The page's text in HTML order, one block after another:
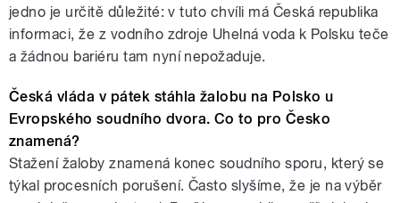
jedno je určitě důležité: v tuto chvíli má Česká republika
informaci, že z vodního zdroje Uhelná voda k Polsku teče
a žádnou bariéru tam nyní nepožaduje.
Česká vláda v pátek stáhla žalobu na Polsko u
Evropského soudního dvora. Co to pro Česko
znamená?
Stažení žaloby znamená konec soudního sporu, který se
týkal procesních porušení. Často slyšíme, že je na výběr